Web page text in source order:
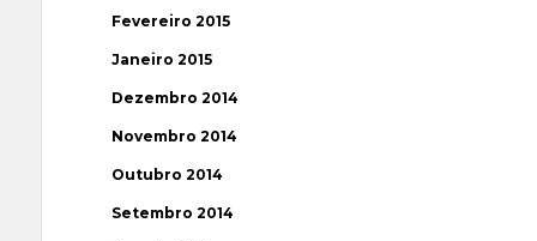
Fevereiro 2015
Janeiro 2015
Dezembro 2014
Novembro 2014
Outubro 2014
Setembro 2014